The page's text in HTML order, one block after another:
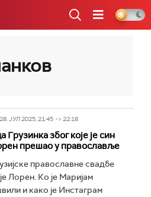
ЈУЛ 2025, 21:45 -> 22:18
Грузинка због које је син
прешао у православље
православне свадбе
Лорен. Ко је Маријам
и како је Инстаграм